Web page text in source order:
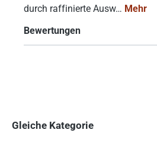
durch raffinierte Ausw… Mehr
Bewertungen
Gleiche Kategorie